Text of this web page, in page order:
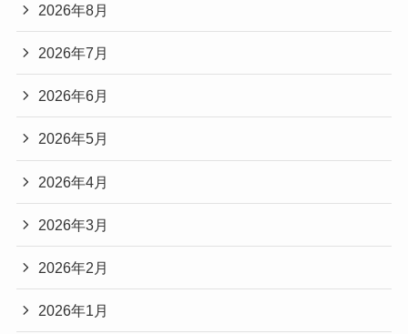
2026年8月
2026年7月
2026年6月
2026年5月
2026年4月
2026年3月
2026年2月
2026年1月